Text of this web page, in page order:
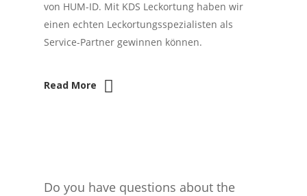
von HUM-ID. Mit KDS Leckortung haben wir
einen echten Leckortungsspezialisten als
Service-Partner gewinnen können.
Read More
Do you have questions about the